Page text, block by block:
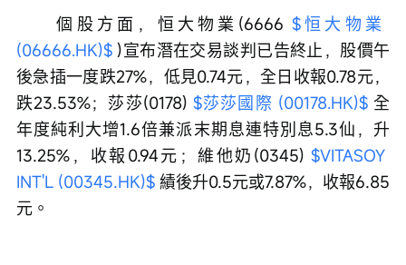
個股方面，恒大物業(6666 $恒大物業
(06666.HK)$ )宣布潛在交易談判已告終止，股價午
後急插一度跌27%，低見0.74元，全日收報0.78元，
跌23.53%；莎莎(0178) $莎莎國際 (00178.HK)$ 全
年度純利大增1.6倍兼派末期息連特別息5.3仙，升
13.25%，收報0.94元；維他奶(0345) $VITASOY
INT'L (00345.HK)$ 績後升0.5元或7.87%，收報6.85
元。